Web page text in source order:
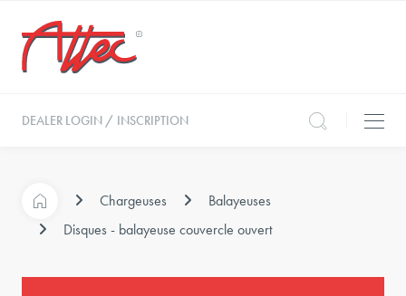
DEALER LOGIN / INSCRIPTION
Chargeuses
Balayeuses
Disques - balayeuse couvercle ouvert